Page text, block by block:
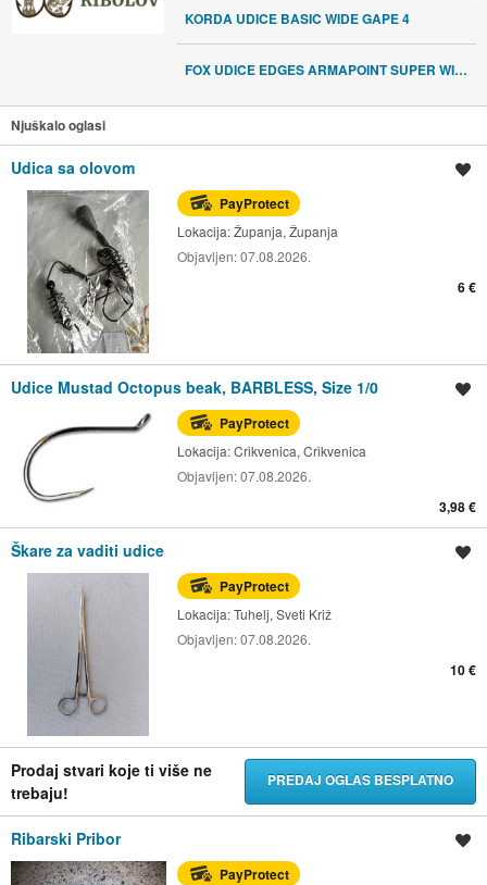
KORDA UDICE BASIC WIDE GAPE 4
FOX UDICE EDGES ARMAPOINT SUPER WIDE GAPE VELIČINA 4
Njuškalo oglasi
Udica sa olovom
PayProtect
Lokacija:Županja, Županja
Objavljen:07.08.2026.
6 €
Udice Mustad Octopus beak, BARBLESS, Size 1/0
PayProtect
Lokacija:Crikvenica, Crikvenica
Objavljen:07.08.2026.
3,98 €
Škare za vaditi udice
PayProtect
Lokacija:Tuhelj, Sveti Križ
Objavljen:07.08.2026.
10 €
Prodaj stvari koje ti više ne
trebaju!
PREDAJ OGLAS BESPLATNO
Ribarski Pribor
PayProtect